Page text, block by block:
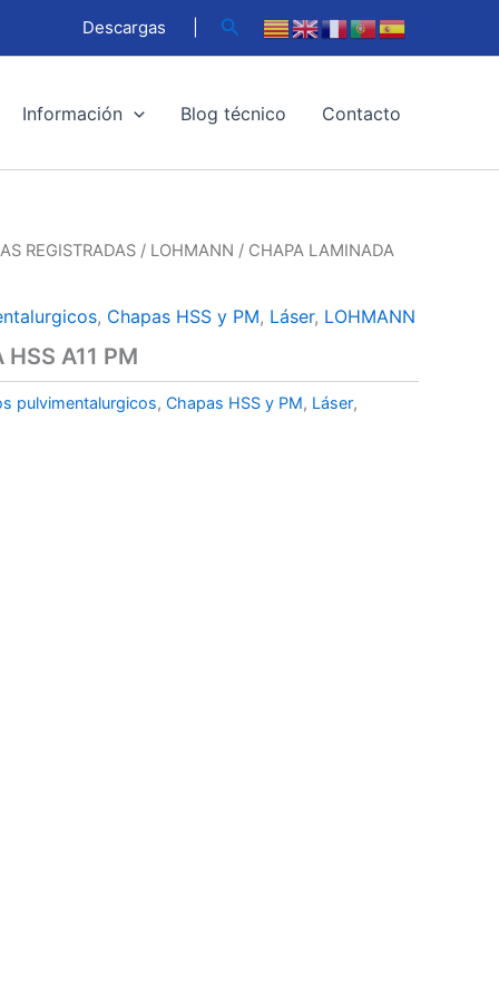
Descargas Buscar
Información Blog técnico Contacto
REGISTRADAS / LOHMANN / CHAPA LAMINADA
, Chapas HSS y PM, Láser, LOHMANN
A11 PM
pulvimentalurgicos, Chapas HSS y PM, Láser,